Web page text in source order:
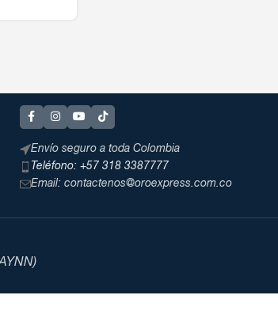
Envío seguro a toda Colombia
Teléfono: +57 318 3387777
Email: contactenos@oroexpress.com.co